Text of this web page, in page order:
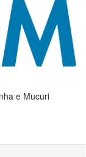
e Mucuri